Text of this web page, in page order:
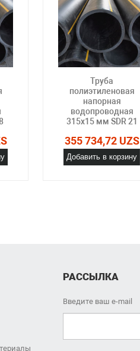
Труба
полиэтиленовая
напорная
водопроводная
315х15 мм SDR 21
355 734,72 UZS
Добавить в корзину
РАССЫЛКА
Введите ваш e-mail